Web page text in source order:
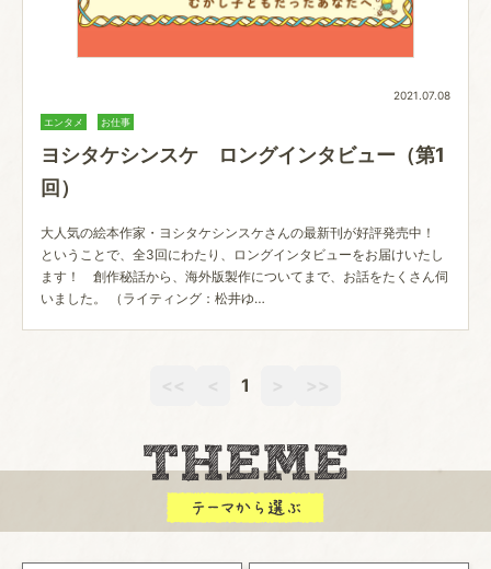
2021.07.08
エンタメ お仕事
ヨシタケシンスケ ロングインタビュー（第1
回）
大人気の絵本作家・ヨシタケシンスケさんの最新刊が好評発売中！
ということで、全3回にわたり、ロングインタビューをお届けいたし
ます！ 創作秘話から、海外版製作についてまで、お話をたくさん伺
いました。 （ライティング：松井ゆ…
1